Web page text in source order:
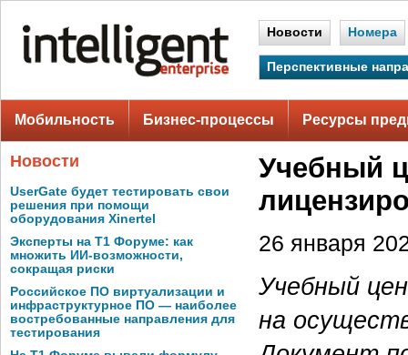
Новости Номера
Перспективные
Мобильность Бизнес-процессы Ресурсы
Новости
UserGate будет тестировать свои
решения при помощи
оборудования Xinertel
Эксперты на Т1 Форуме: как
множить ИИ-возможности,
сокращая риски
Российское ПО виртуализации и
инфраструктурное ПО — наиболее
востребованные направления для
тестирования
Учебный
26 января
Учебный
на